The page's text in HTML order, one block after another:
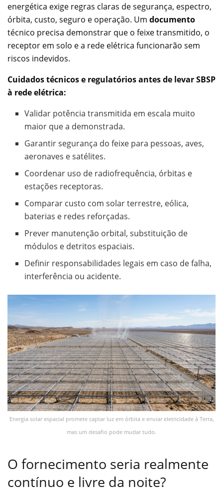
energética exige regras claras de segurança, espectro,
órbita, custo, seguro e operação. Um documento
técnico precisa demonstrar que o feixe transmitido, o
receptor em solo e a rede elétrica funcionarão sem
riscos indevidos.
Cuidados técnicos e regulatórios antes de levar SBSP
à rede elétrica:
Validar potência transmitida em escala muito
maior que a demonstrada.
Garantir segurança do feixe para pessoas, aves,
aeronaves e satélites.
Coordenar uso de radiofrequência, órbitas e
estações receptoras.
Comparar custo com solar terrestre, eólica,
baterias e redes reforçadas.
Prever manutenção orbital, substituição de
módulos e detritos espaciais.
Definir responsabilidades legais em caso de falha,
interferência ou acidente.
Energia solar espacial promete captar luz em órbita e enviar eletricidade à Terra,
mas um desafio pode mudar tudo.
O fornecimento seria realmente
contínuo e livre da noite?